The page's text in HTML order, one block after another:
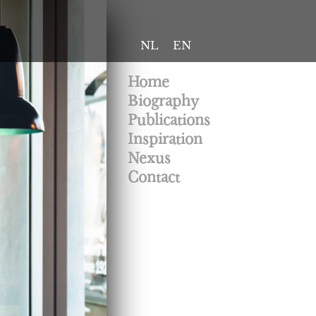
NL EN
Home
Biography
Publications
Inspiration
Nexus
Contact